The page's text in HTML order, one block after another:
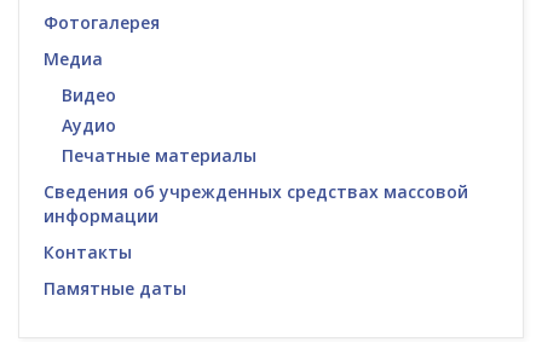
Фотогалерея
Медиа
Видео
Аудио
Печатные материалы
Сведения об учрежденных средствах массовой
информации
Контакты
Памятные даты